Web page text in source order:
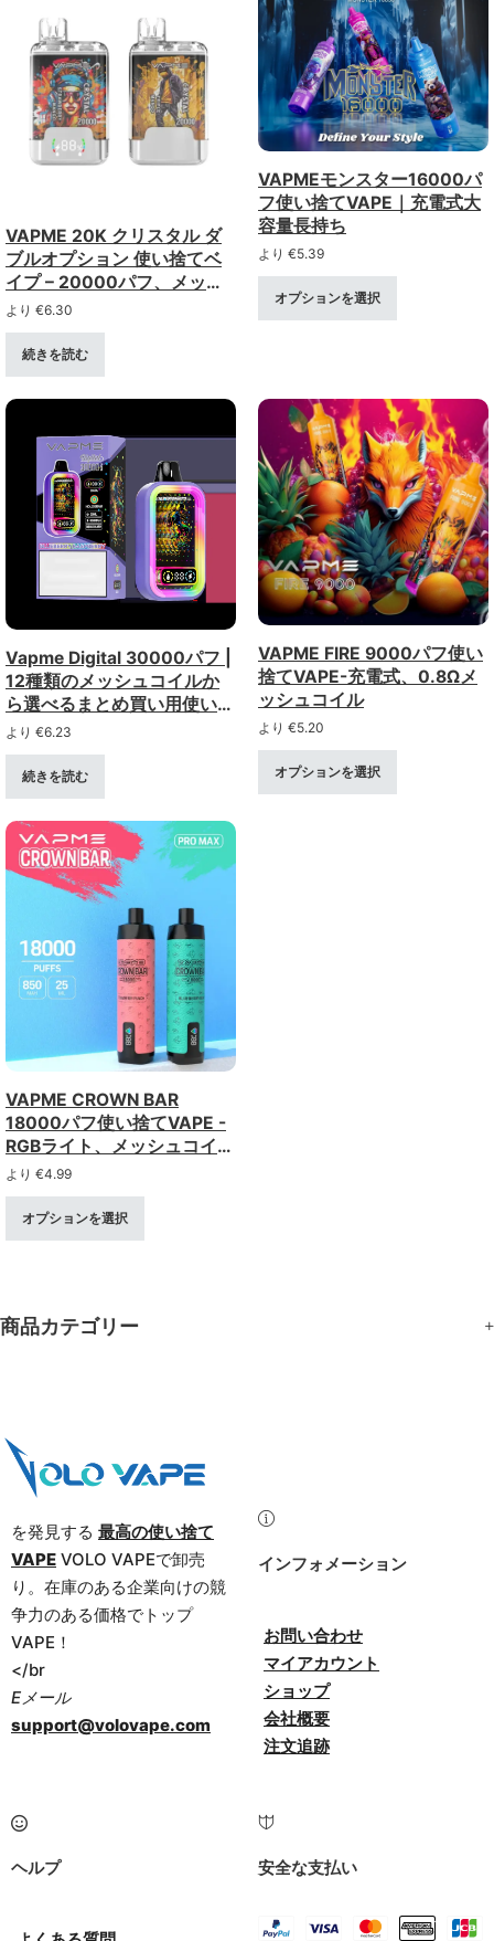
VAPME 20K クリスタル ダ
ブルオプション 使い捨てベ
イプ – 20000パフ、メッシ
ュコイル
より €6.30
続きを読む
VAPMEモンスター16000パ
フ使い捨てVAPE｜充電式大
容量長持ち
より €5.39
オプションを選択
Vapme Digital 30000パフ |
12種類のメッシュコイルか
ら選べるまとめ買い用使い捨
てベイプ
より €6.23
続きを読む
VAPME FIRE 9000パフ使い
捨てVAPE-充電式、0.8Ωメ
ッシュコイル
より €5.20
オプションを選択
VAPME CROWN BAR
18000パフ使い捨てVAPE -
RGBライト、メッシュコイ
ル、充電式
より €4.99
オプションを選択
商品カテゴリー
を発見する 最高の使い捨て
VAPE VOLO VAPEで卸売
り。在庫のある企業向けの競
争力のある価格でトップ
VAPE！
</br
Eメール
support@volovape.com
インフォメーション
お問い合わせ
マイアカウント
ショップ
会社概要
注文追跡
ヘルプ 安全な支払い